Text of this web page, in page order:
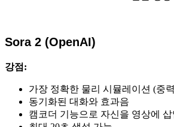
Sora 2 (OpenAI)
강점:
가장 정확한 물리 시뮬레이션 (중
동기화된 대화와 효과음
캠코더 기능으로 자신을 영상에